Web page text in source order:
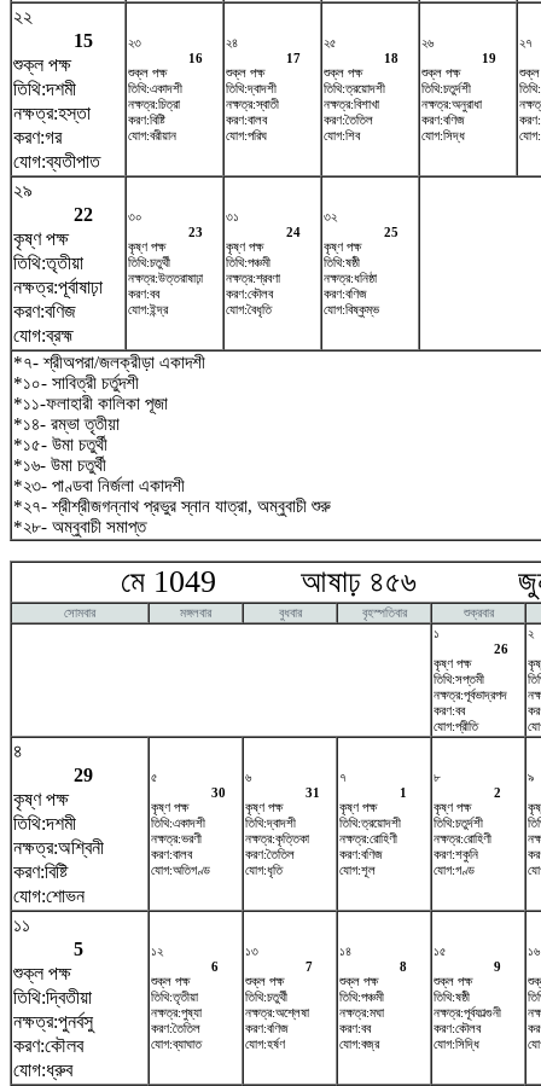
২২
15
শুক্ল পক্ষ
তিথি:দশমী
নক্ষত্র:হস্তা
করণ:গর
যোগ:ব্যতীপাত
২৩
16
শুক্ল পক্ষ
তিথি:একাদশী
নক্ষত্র:চিত্রা
করণ:বিষ্টি
যোগ:বরীয়ান
২৪
17
শুক্ল পক্ষ
তিথি:দ্বাদশী
নক্ষত্র:স্বাতী
করণ:বালব
যোগ:পরিঘ
২৫
18
শুক্ল পক্ষ
তিথি:ত্রয়োদশী
নক্ষত্র:বিশাখা
করণ:তৈতিল
যোগ:শিব
২৬
19
শুক্ল পক্ষ
তিথি:চতুর্দশী
নক্ষত্র:অনুরাধা
করণ:বণিজ
যোগ:সিদ্ধ
২৭
শুক্ল
২৯
22
কৃষ্ণ পক্ষ
তিথি:তৃতীয়া
নক্ষত্র:পূর্বাষাঢ়া
করণ:বণিজ
যোগ:ব্রহ্ম
৩০
23
কৃষ্ণ পক্ষ
তিথি:চতুর্থী
নক্ষত্র:উত্তরাষাঢ়া
করণ:বব
যোগ:ইন্দ্র
৩১
24
কৃষ্ণ পক্ষ
তিথি:পঞ্চমী
নক্ষত্র:শ্রবণা
করণ:কৌলব
যোগ:বৈধৃতি
৩২
25
কৃষ্ণ পক্ষ
তিথি:ষষ্ঠী
নক্ষত্র:ধনিষ্ঠা
করণ:বণিজ
যোগ:বিষ্কুম্ভ
*৭- শ্রীঅপরা/জলক্রীড়া একাদশী
*১০- সাবিত্রী চর্তুদশী
*১১-ফলাহারী কালিকা পূজা
*১৪- রম্ভা তৃতীয়া
*১৫- উমা চতুর্থী
*১৬- উমা চতুর্থী
*২৩- পাণ্ডবা নির্জলা একাদশী
*২৭- শ্রীশ্রীজগন্নাথ প্রভুর স্নান যাত্রা, অম্বুবাচী শুরু
*২৮- অম্বুবাচী সমাপ্ত
মে 1049 আষাঢ় ৪৫৬ জুন
সোমবার মঙ্গলবার বুধবার বৃহস্পতিবার
শুক্রবার
১
26
কৃষ্ণ পক্ষ
তিথি:সপ্তমী
নক্ষত্র:পূর্বভাদ্রপদ
করণ:বব
যোগ:প্রীতি
২
৪
29
কৃষ্ণ পক্ষ
তিথি:দশমী
নক্ষত্র:অশ্বিনী
করণ:বিষ্টি
যোগ:শোভন
৫
30
কৃষ্ণ পক্ষ
তিথি:একাদশী
নক্ষত্র:ভরণী
করণ:বালব
যোগ:অতিগণ্ড
৬
31
কৃষ্ণ পক্ষ
তিথি:দ্বাদশী
নক্ষত্র:কৃত্তিকা
করণ:তৈতিল
যোগ:ধৃতি
৭
1
কৃষ্ণ পক্ষ
তিথি:ত্রয়োদশী
নক্ষত্র:রোহিণী
করণ:বণিজ
যোগ:শূল
৮
2
কৃষ্ণ পক্ষ
তিথি:চতুর্দশী
নক্ষত্র:রোহিণী
করণ:শকুনি
যোগ:গণ্ড
৯
১১
5
শুক্ল পক্ষ
তিথি:দ্বিতীয়া
নক্ষত্র:পুনর্বসু
করণ:কৌলব
যোগ:ধ্রুব
১২
6
শুক্ল পক্ষ
তিথি:তৃতীয়া
নক্ষত্র:পুষ্যা
করণ:তৈতিল
যোগ:ব্যাঘাত
১৩
7
শুক্ল পক্ষ
তিথি:চতুর্থী
নক্ষত্র:অশ্লেষা
করণ:বণিজ
যোগ:হর্ষণ
১৪
8
শুক্ল পক্ষ
তিথি:পঞ্চমী
নক্ষত্র:মঘা
করণ:বব
যোগ:বজ্র
১৫
9
শুক্ল পক্ষ
তিথি:ষষ্ঠী
নক্ষত্র:পূর্বফাল্গুনী
করণ:কৌলব
যোগ:সিদ্ধি
১৬